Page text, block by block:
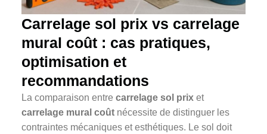
Carrelage sol prix vs carrelage
mural coût : cas pratiques,
optimisation et
recommandations
La comparaison entre carrelage sol prix et
carrelage mural coût nécessite de distinguer les
contraintes mécaniques et esthétiques. Le sol doit